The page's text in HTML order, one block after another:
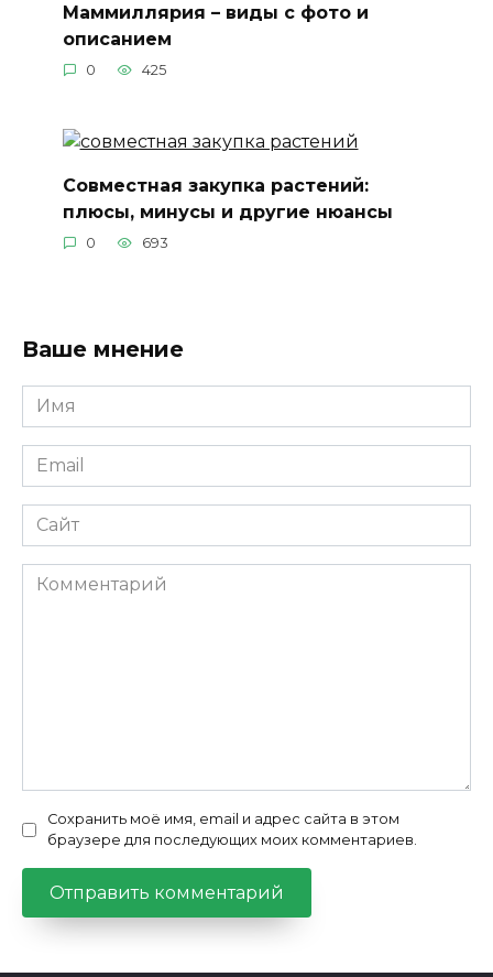
Маммиллярия – виды с фото и
описанием
0 425
Совместная закупка растений:
плюсы, минусы и другие нюансы
0 693
Ваше мнение
Имя
*
Email
*
Сайт
Комментарий
Сохранить моё имя, email и адрес сайта в этом
браузере для последующих моих комментариев.